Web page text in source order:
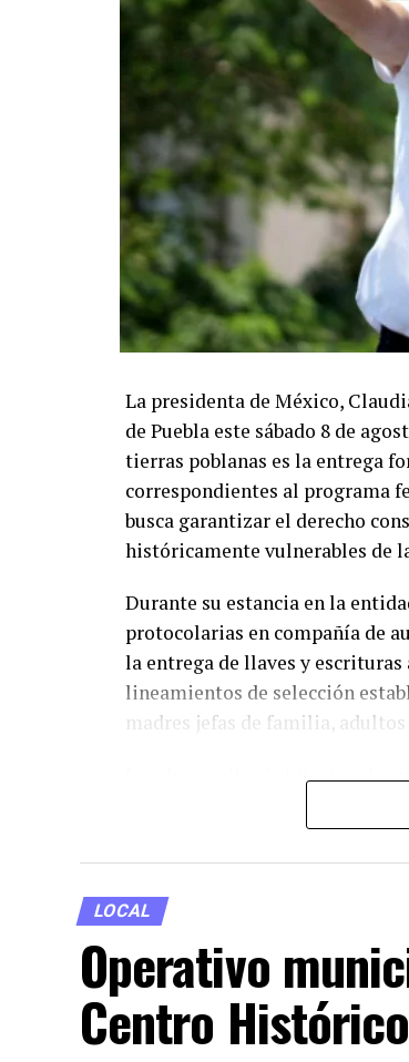
La presidenta de México,
de Puebla este sábado 8 de
tierras poblanas es la entrega
correspondientes al programa
busca garantizar el derecho
históricamente vulnerables de
Durante su estancia en la
protocolarias en compañía de
la entrega de llaves y
lineamientos de selección
madres jefas de familia,
Los desarrollos habitacionales
servicios básicos garantizados
comunitaria. Asimismo, las
eficiencia energética,
Gobierno Federal para el
Con esta visita, la
social en el centro del país a
habitacional. Los detalles
consultarse de manera directa
LOCAL
Operativo
Centro